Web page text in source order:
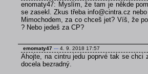
enomaty47: Myslím, že tam je někde
se zasekl. Zkus třeba info@cintra.cz
Mimochodem, za co chceš jet? Víš, že
? Nebo jedeš za CP?
emomaty47 --- 4. 9. 2018 17:57
Ahojte, na cintru jedu poprvé tak se chci
docela bezradný.